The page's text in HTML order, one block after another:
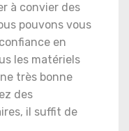
à convier des
pouvons vous
en
les matériels
très bonne
des
il suffit de